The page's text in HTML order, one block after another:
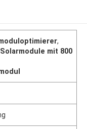
,
mit 800